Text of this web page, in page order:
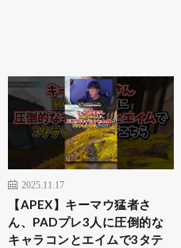
2025.11.17
【APEX】キーマウ猛者さ
ん、PADプレ3人に圧倒的な
キャラコンとエイムで3タテ